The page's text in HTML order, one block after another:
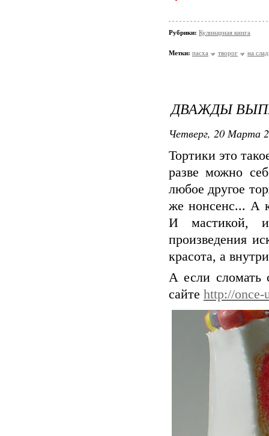
Рубрики: Кулинарная книга
Метки: пасха творог на
ДВАЖДЫ
Четверг, 20 Марта
Тортики это
разве можно
любое другое
же нонсенс... А
И мастикой, и
произведения
красота, а
А если сломать
сайте http://once-